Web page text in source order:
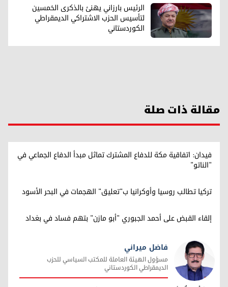
الرئيس بارزاني يهنئ بالذكرى الخمسين
لتأسيس الحزب الاشتراکي الديمقراطي
الكوردستاني
مقالة ذات صلة
فيدان: اتفاقية مكة للدفاع المشترك تماثل مبدأ الدفاع الجماعي في
"الناتو"
تركيا تطالب روسيا وأوكرانيا ب"تعليق" الهجمات في البحر الأسود
إلقاء القبض على أحمد الجبوري "أبو مازن" بتهم فساد في بغداد
فاضل ميراني
مسؤول الهيئة العاملة للمكتب السياسي للحزب
الديمقراطي الكوردستاني